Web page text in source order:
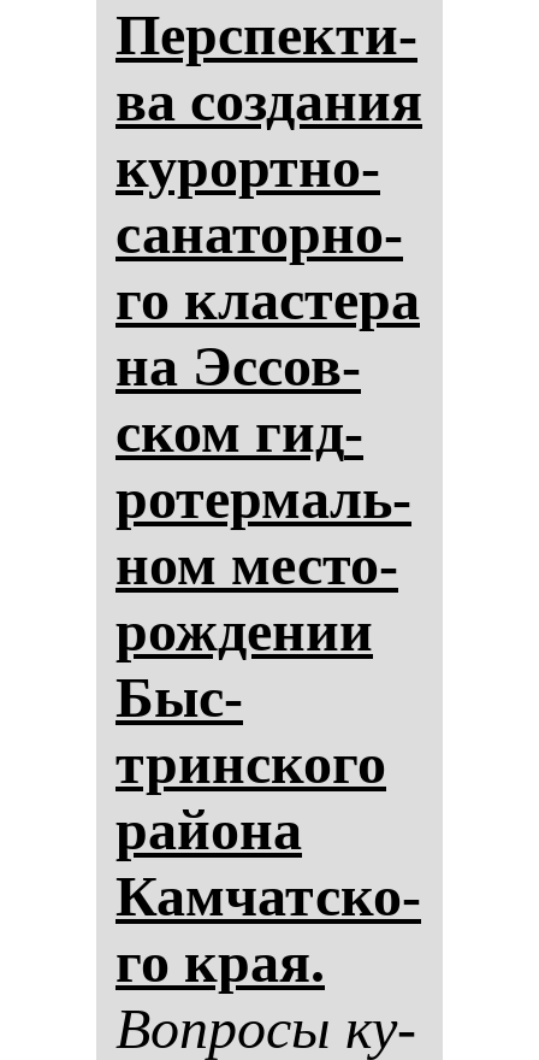
Пер­спек­ти­
ва соз­да­ния
ку­рор­тно-
са­на­тор­но­
го клас­те­ра
на Эс­сов­
ском гид­
ро­тер­маль­
ном мес­то­
рож­де­нии
Быс­
тринско­го
ра­йо­на
Кам­чат­ско­
го края.
Воп­ро­сы ку­